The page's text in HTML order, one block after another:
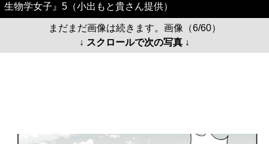
生物学女子』5（小出もと貴さん提供）
まだまだ画像は続きます。画像（6/60）
↓ スクロールで次の写真 ↓